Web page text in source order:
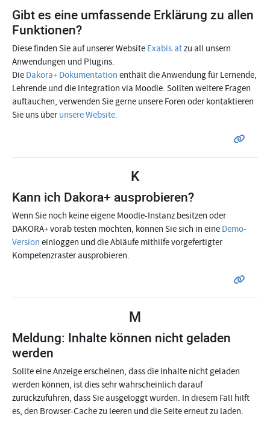
Gibt es eine umfassende Erklärung zu allen
Funktionen?
Diese finden Sie auf unserer Website Exabis.atzu all unsern
Anwendungen und Plugins.
Die Dakora+ Dokumentation enthält die Anwendung für Lernende,
Lehrende und die Integration via Moodle. Sollten weitere Fragen
auftauchen, verwenden Sie gerne unsere Foren oder kontaktieren
Sie uns überunsere Website.
K
Kann ich Dakora+ ausprobieren?
Wenn Sie noch keine eigene Moodle-Instanz besitzen oder
DAKORA+ vorab testen möchten, können Sie sich in eine Demo-
Version einloggen und die Abläufe mithilfe vorgefertigter
Kompetenzraster ausprobieren.
M
Meldung: Inhalte können nicht geladen
werden
Sollte eine Anzeige erscheinen, dass die Inhalte nicht geladen
werden können, ist dies sehr wahrscheinlich darauf
zurückzuführen, dass Sie ausgeloggt wurden. In diesem Fall hilft
es, den Browser-Cache zu leeren und die Seite erneut zu laden.